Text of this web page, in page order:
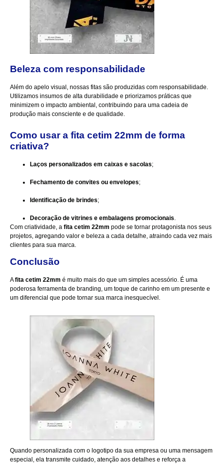
Beleza com responsabilidade
Além do apelo visual, nossas fitas são produzidas com responsabilidade.
Utilizamos insumos de alta durabilidade e priorizamos práticas que
minimizem o impacto ambiental, contribuindo para uma cadeia de
produção mais consciente e de qualidade.
Como usar a fita cetim 22mm de forma
criativa?
Laços personalizados em caixas e sacolas;
Fechamento de convites ou envelopes;
Identificação de brindes;
Decoração de vitrines e embalagens promocionais
Com criatividade, a fita cetim 22mm pode se tornar protagonista nos seus
projetos, agregando valor e beleza a cada detalhe, atraindo cada vez mais
clientes para sua marca.
Conclusão
Afita cetim 22mm é muito mais do que um simples acessório. É uma
poderosa ferramenta de branding, um toque de carinho em um presente e
um diferencial que pode tornar sua marca inesquecível.
Quando personalizada com o logotipo da sua empresa ou uma mensagem
especial, ela transmite cuidado, atenção aos detalhes e reforça a